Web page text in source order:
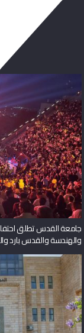
جامعة القدس تطلق
والهندسة والقدس بارد